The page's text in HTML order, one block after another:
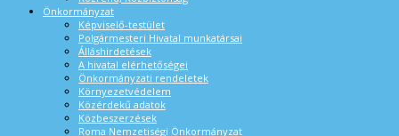
Önkormányzat
Képviselő-testület
Polgármesteri Hivatal munkatársai
Álláshirdetések
A hivatal elérhetőségei
Önkormányzati rendeletek
Környezetvédelem
Közérdekű adatok
Közbeszerzések
Roma Nemzetiségi Önkormányzat